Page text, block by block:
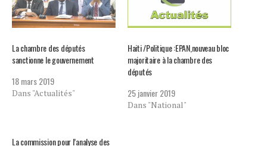
La chambre des députés
sanctionne le gouvernement
18 mars 2019
Dans "Actualités"
Haiti /Politique :EPAN,nouveau bloc
majoritaire à la chambre des
députés
25 janvier 2019
Dans "National"
La commission pour l’analyse des